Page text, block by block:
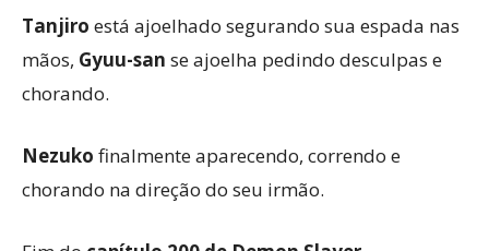
Tanjiro está ajoelhado segurando sua espada nas
mãos, Gyuu-san se ajoelha pedindo desculpas e
chorando.
Nezuko finalmente aparecendo, correndo e
chorando na direção do seu irmão.